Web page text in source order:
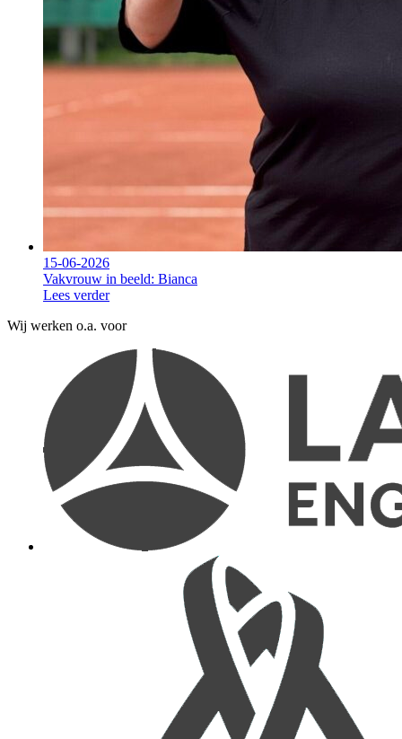
15-06-2026
Vakvrouw in beeld: Bianca
Lees verder
Wij werken o.a. voor